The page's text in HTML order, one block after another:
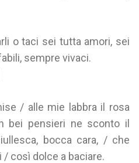
o taci sei tutta amori, sei
sempre vivaci.
/ alle mie labbra il rosa
bei pensieri ne sconto il
bocca cara, / che
/ così dolce a baciare.